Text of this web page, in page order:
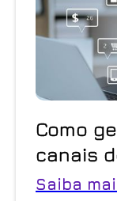
Como
canais
Saiba